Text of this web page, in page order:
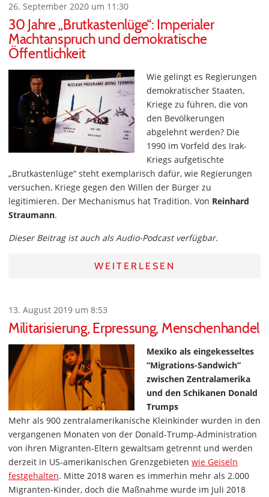
26. September 2020 um 11:30
30 Jahre „Brutkastenlüge“: Imperialer
Machtanspruch und demokratische
Öffentlichkeit
Wie gelingt es Regierungen
demokratischer Staaten,
Kriege zu führen, die von
den Bevölkerungen
abgelehnt werden? Die
1990 im Vorfeld des Irak-
Kriegs aufgetischte
„Brutkastenlüge“ steht exemplarisch dafür, wie Regierungen
versuchen, Kriege gegen den Willen der Bürger zu
legitimieren. Der Mechanismus hat Tradition. Von Reinhard
Straumann.
Dieser Beitrag ist auch als Audio-Podcast verfügbar.
WEITERLESEN
13. August 2019 um 8:53
Militarisierung, Erpressung, Menschenhandel
Mexiko als eingekesseltes
“Migrations-Sandwich”
zwischen Zentralamerika
und den Schikanen Donald
Trumps
Mehr als 900 zentralamerikanische Kleinkinder wurden in den
vergangenen Monaten von der Donald-Trump-Administration
von ihren Migranten-Eltern gewaltsam getrennt und werden
derzeit in US-amerikanischen Grenzgebieten wie Geiseln
festgehalten. Mitte 2018 waren es immerhin mehr als 2.000
Migranten-Kinder, doch die Maßnahme wurde im Juli 2018